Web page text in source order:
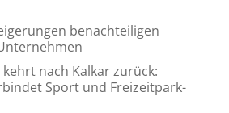
benachteiligen
nach Kalkar zurück:
Sport und Freizeitpark-